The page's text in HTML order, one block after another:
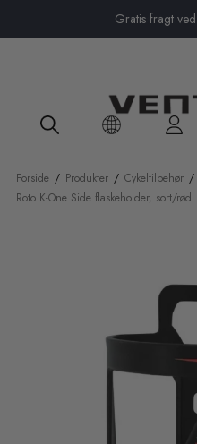
Gratis fragt
Forside / Produkter / Cykeltilbehør /
Roto K-One Side flaskeholder, sort/rød